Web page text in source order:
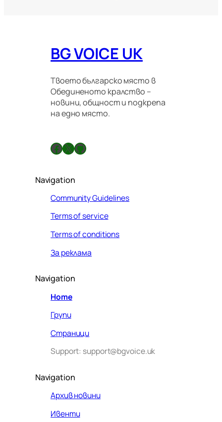
BG VOICE UK
Твоето българско място в
Обединеното кралство –
новини, общност и подкрепа
на едно място.
Facebook X GitHub
Navigation
Community Guidelines
Terms of service
Terms of conditions
За реклама
Navigation
Home
Групи
Страници
Support: support@bgvoice.uk
Navigation
Архив новини
Ивенти